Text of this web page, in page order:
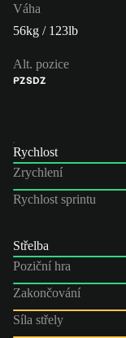
Váha
56kg / 123lb
Alt. pozice
PZSDZ
Rychlost
Zrychlení
Rychlost sprintu
Střelba
Poziční hra
Zakončování
Síla střely